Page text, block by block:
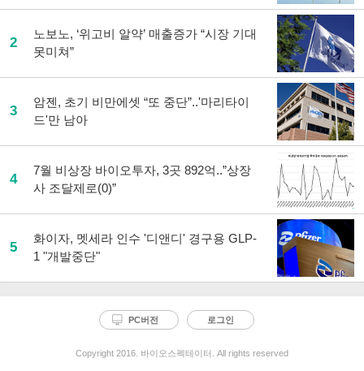
2
노보노, ‘위고비 알약’ 매출증가 “시장 기대
못미쳐”
3
암젠, 초기 비만에셋 “또 중단”..'마리타이
드'만 남아
4
7월 비상장 바이오투자, 3곳 892억..”상장
사 조달제로(0)”
5
화이자, 멧세라 인수 '디앤디' 경구용 GLP-
1 "개발중단"
PC버전 로그인
Copyright 2016. 바이오스펙테이터. All rights reserved